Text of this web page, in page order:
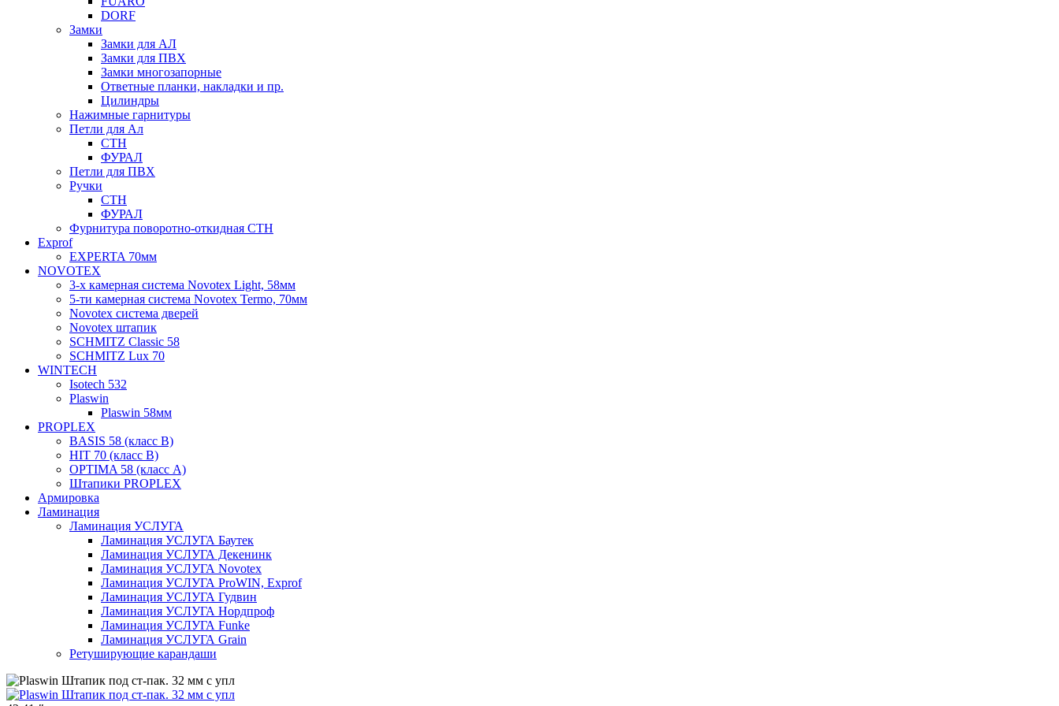
DORF
Замки
Замки для АЛ
Замки для ПВХ
Замки многозапорные
Ответные планки, накладки и пр.
Цилиндры
Нажимные гарнитуры
Петли для Ал
СТН
ФУРАЛ
Петли для ПВХ
Ручки
СТН
ФУРАЛ
Фурнитура поворотно-откидная СТН
Exprof
EXPERTA 70мм
NOVOTEX
3-х камерная система Novotex Light, 58мм
5-ти камерная система Novotex Termo, 70мм
Novotex система дверей
Novotex штапик
SCHMITZ Classic 58
SCHMITZ Lux 70
WINTECH
Isotech 532
Plaswin
Plaswin 58мм
PROPLEX
BASIS 58 (класс В)
HIT 70 (класс В)
OPTIMA 58 (класс А)
Штапики PROPLEX
Армировка
Ламинация
Ламинация УСЛУГА
Ламинация УСЛУГА Баутек
Ламинация УСЛУГА Декенинк
Ламинация УСЛУГА Novotex
Ламинация УСЛУГА ProWIN, Exprof
Ламинация УСЛУГА Гудвин
Ламинация УСЛУГА Нордпроф
Ламинация УСЛУГА Funke
Ламинация УСЛУГА Grain
Ретуширующие карандаши